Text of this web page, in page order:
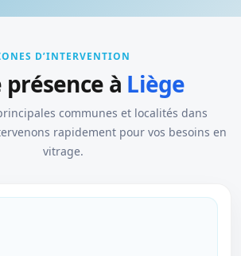
D’INTERVENTION
à Liège
communes et localités dans
rapidement pour vos besoins en
vitrage.